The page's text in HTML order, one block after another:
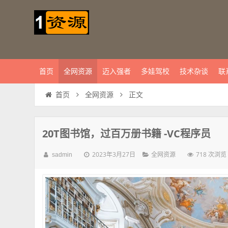
首页 全网资源 迈入强者 多娃驾校 技术杂谈 联
首页 全网资源 正文
20T图书馆，过百万册书籍 -VC程序员
sadmin 2023年3月27日 全网资源 718 次浏览